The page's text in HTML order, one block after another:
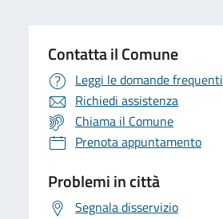
Contatta il Comune
Leggi le domande frequenti
Richiedi assistenza
Chiama il Comune
Prenota appuntamento
Problemi in città
Segnala disservizio